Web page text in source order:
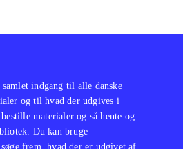
indgang til alle danske
og til hvad der udgives i
materialer og så hente og
Du kan bruge
frem, hvad der er udgivet af